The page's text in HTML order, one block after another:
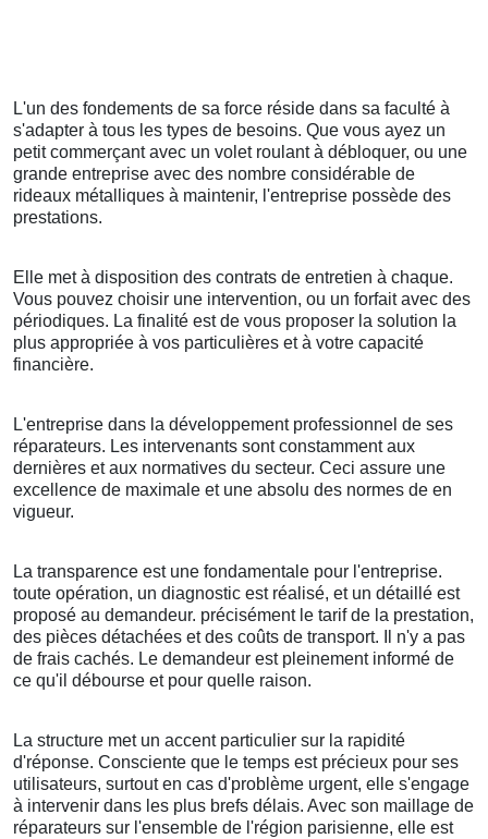
L'un des fondements de sa force réside dans sa faculté à
s'adapter à tous les types de besoins. Que vous ayez un
petit commerçant avec un volet roulant à débloquer, ou une
grande entreprise avec des nombre considérable de
rideaux métalliques à maintenir, l'entreprise possède des
prestations.
Elle met à disposition des contrats de entretien à chaque.
Vous pouvez choisir une intervention, ou un forfait avec des
périodiques. La finalité est de vous proposer la solution la
plus appropriée à vos particulières et à votre capacité
financière.
L'entreprise dans la développement professionnel de ses
réparateurs. Les intervenants sont constamment aux
dernières et aux normatives du secteur. Ceci assure une
excellence de maximale et une absolu des normes de en
vigueur.
La transparence est une fondamentale pour l'entreprise.
toute opération, un diagnostic est réalisé, et un détaillé est
proposé au demandeur. précisément le tarif de la prestation,
des pièces détachées et des coûts de transport. Il n'y a pas
de frais cachés. Le demandeur est pleinement informé de
ce qu'il débourse et pour quelle raison.
La structure met un accent particulier sur la rapidité
d'réponse. Consciente que le temps est précieux pour ses
utilisateurs, surtout en cas d'problème urgent, elle s'engage
à intervenir dans les plus brefs délais. Avec son maillage de
réparateurs sur l'ensemble de l'région parisienne, elle est